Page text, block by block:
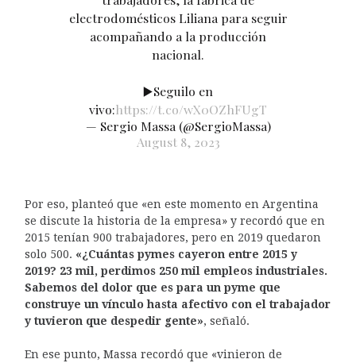
electrodomésticos Liliana para seguir
acompañando a la producción
nacional.
▶️Seguilo en
vivo:https://t.co/wX0OZhFUgT
— Sergio Massa (@SergioMassa)
August 8, 2023
Por eso, planteó que «en este momento en Argentina
se discute la historia de la empresa» y recordó que en
2015 tenían 900 trabajadores, pero en 2019 quedaron
solo 500. «¿Cuántas pymes cayeron entre 2015 y
2019? 23 mil, perdimos 250 mil empleos industriales.
Sabemos del dolor que es para un pyme que
construye un vínculo hasta afectivo con el trabajador
y tuvieron que despedir gente», señaló.
En ese punto, Massa recordó que «vinieron de